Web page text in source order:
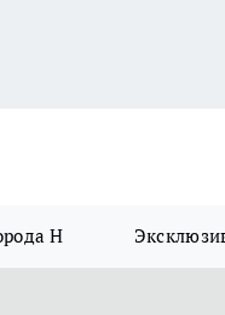
Н